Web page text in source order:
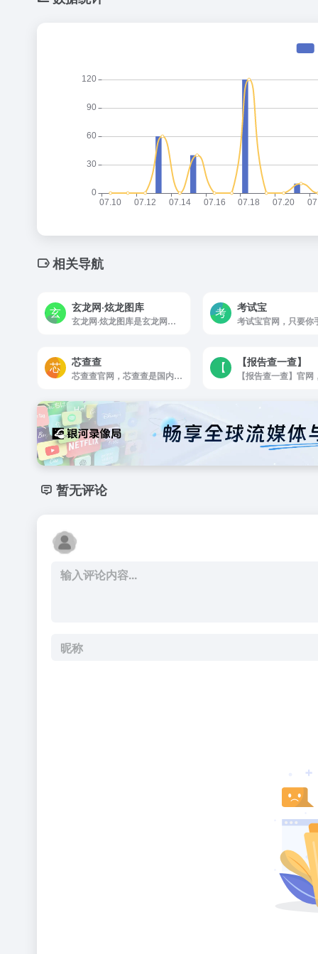
相关导航
玄龙网·炫龙图库
玄龙网·炫龙图库是玄龙网（炫龙图库）整合了图片合集打包下载,古韵古风美女古装图集,小姐姐整套完整版图集下载,气质美女妹子写真集,销魂美女图库,美女资料大全,Cosplay美女,二次元美少女图片,唯美清...
考试宝
芯查查
芯查查官网，芯查查是国内领先的电子信息产业数据引擎，查芯片查企业找替代上芯查查；芯查查拥有海量元器件物料，Datasheet，设计方案，课程等数据，芯查查提供芯片信息查询，参数对比，选型替代，企业查询，课程，方案，资讯和直播交流等服务，芯查查为用户提供一站式电子元器件大数据服务
【报告查一查】
暂无评论